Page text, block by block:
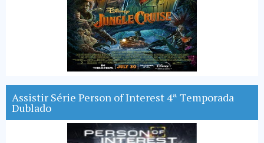
Assistir Série Person of Interest 4ª Temporada
Dublado